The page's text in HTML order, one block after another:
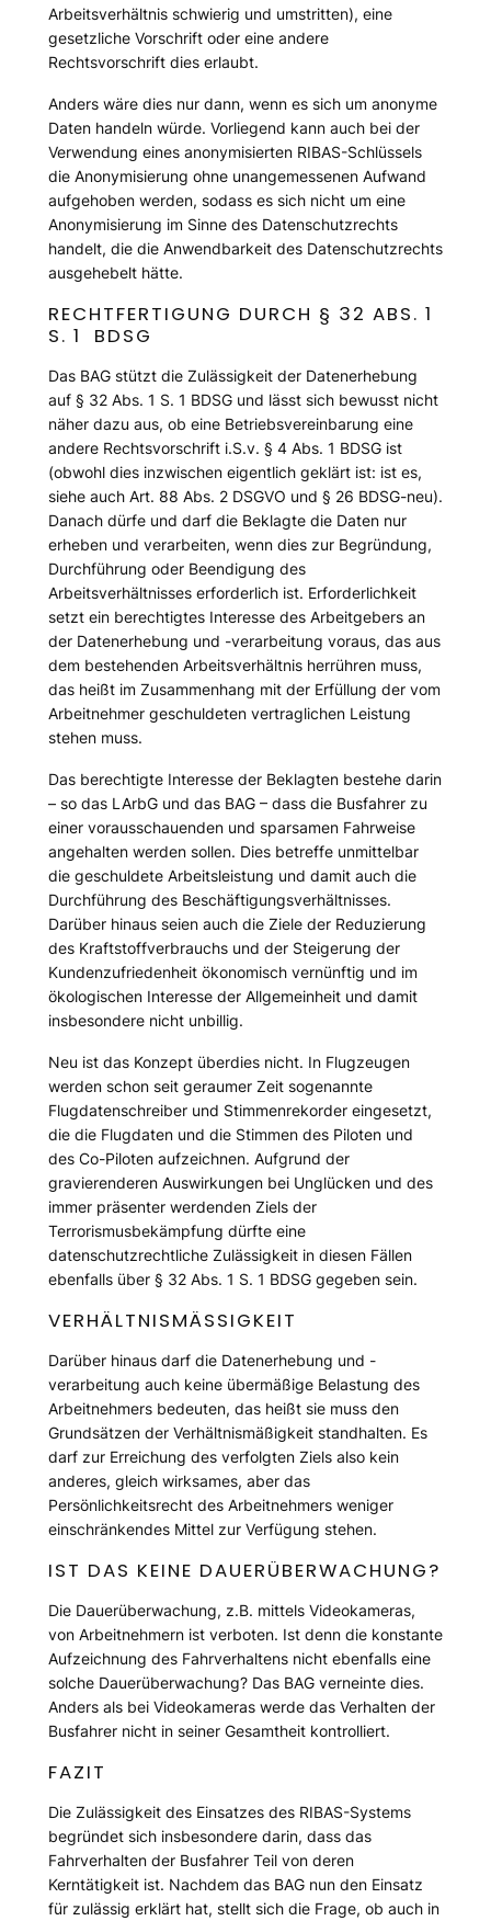
Arbeitsverhältnis schwierig und umstritten), eine
gesetzliche Vorschrift oder eine andere
Rechtsvorschrift dies erlaubt.
Anders wäre dies nur dann, wenn es sich um anonyme
Daten handeln würde. Vorliegend kann auch bei der
Verwendung eines anonymisierten RIBAS-Schlüssels
die Anonymisierung ohne unangemessenen Aufwand
aufgehoben werden, sodass es sich nicht um eine
Anonymisierung im Sinne des Datenschutzrechts
handelt, die die Anwendbarkeit des Datenschutzrechts
ausgehebelt hätte.
RECHTFERTIGUNG DURCH § 32 ABS. 1
S. 1 BDSG
Das BAG stützt die Zulässigkeit der Datenerhebung
auf § 32 Abs. 1 S. 1 BDSG und lässt sich bewusst nicht
näher dazu aus, ob eine Betriebsvereinbarung eine
andere Rechtsvorschrift i.S.v. § 4 Abs. 1 BDSG ist
(obwohl dies inzwischen eigentlich geklärt ist: ist es,
siehe auch Art. 88 Abs. 2 DSGVO und § 26 BDSG-neu).
Danach dürfe und darf die Beklagte die Daten nur
erheben und verarbeiten, wenn dies zur Begründung,
Durchführung oder Beendigung des
Arbeitsverhältnisses erforderlich ist. Erforderlichkeit
setzt ein berechtigtes Interesse des Arbeitgebers an
der Datenerhebung und -verarbeitung voraus, das aus
dem bestehenden Arbeitsverhältnis herrühren muss,
das heißt im Zusammenhang mit der Erfüllung der vom
Arbeitnehmer geschuldeten vertraglichen Leistung
stehen muss.
Das berechtigte Interesse der Beklagten bestehe darin
– so das LArbG und das BAG – dass die Busfahrer zu
einer vorausschauenden und sparsamen Fahrweise
angehalten werden sollen. Dies betreffe unmittelbar
die geschuldete Arbeitsleistung und damit auch die
Durchführung des Beschäftigungsverhältnisses.
Darüber hinaus seien auch die Ziele der Reduzierung
des Kraftstoffverbrauchs und der Steigerung der
Kundenzufriedenheit ökonomisch vernünftig und im
ökologischen Interesse der Allgemeinheit und damit
insbesondere nicht unbillig.
Neu ist das Konzept überdies nicht. In Flugzeugen
werden schon seit geraumer Zeit sogenannte
Flugdatenschreiber und Stimmenrekorder eingesetzt,
die die Flugdaten und die Stimmen des Piloten und
des Co-Piloten aufzeichnen. Aufgrund der
gravierenderen Auswirkungen bei Unglücken und des
immer präsenter werdenden Ziels der
Terrorismusbekämpfung dürfte eine
datenschutzrechtliche Zulässigkeit in diesen Fällen
ebenfalls über § 32 Abs. 1 S. 1 BDSG gegeben sein.
VERHÄLTNISMÄSSIGKEIT
Darüber hinaus darf die Datenerhebung und -
verarbeitung auch keine übermäßige Belastung des
Arbeitnehmers bedeuten, das heißt sie muss den
Grundsätzen der Verhältnismäßigkeit standhalten. Es
darf zur Erreichung des verfolgten Ziels also kein
anderes, gleich wirksames, aber das
Persönlichkeitsrecht des Arbeitnehmers weniger
einschränkendes Mittel zur Verfügung stehen.
IST DAS KEINE DAUERÜBERWACHUNG?
Die Dauerüberwachung, z.B. mittels Videokameras,
von Arbeitnehmern ist verboten. Ist denn die konstante
Aufzeichnung des Fahrverhaltens nicht ebenfalls eine
solche Dauerüberwachung? Das BAG verneinte dies.
Anders als bei Videokameras werde das Verhalten der
Busfahrer nicht in seiner Gesamtheit kontrolliert.
FAZIT
Die Zulässigkeit des Einsatzes des RIBAS-Systems
begründet sich insbesondere darin, dass das
Fahrverhalten der Busfahrer Teil von deren
Kerntätigkeit ist. Nachdem das BAG nun den Einsatz
für zulässig erklärt hat, stellt sich die Frage, ob auch in